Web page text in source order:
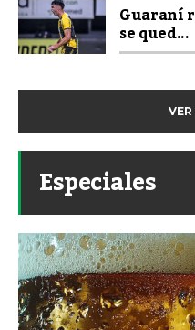
Guaraní
se qued...
Especiales